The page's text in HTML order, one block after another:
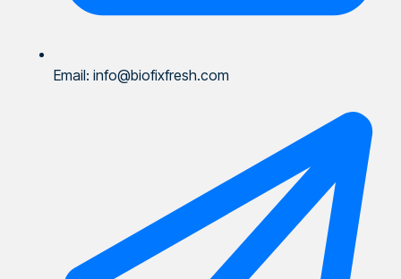
Email: info@biofixfresh.com